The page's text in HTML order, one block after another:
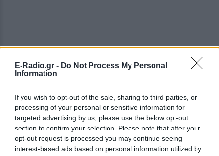
E-Radio.gr - Do Not Process My Personal
Information
If you wish to opt-out of the sale, sharing to third parties, or
processing of your personal or sensitive information for
targeted advertising by us, please use the below opt-out
section to confirm your selection. Please note that after your
opt-out request is processed you may continue seeing
interest-based ads based on personal information utilized by